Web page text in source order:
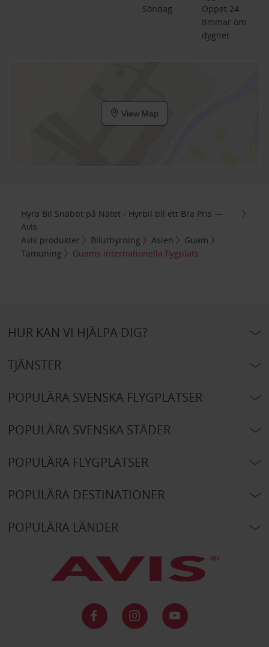
Söndag
Öppet 24
timmar om
dygnet
View Map
Hyra Bil Snabbt på Nätet - Hyrbil till ett Bra Pris —
Avis
Avis produkter
Biluthyrning Asien
Guam
Tamuning
Guams internationella flygplats
HUR KAN VI HJÄLPA DIG?
TJÄNSTER
POPULÄRA SVENSKA FLYGPLATSER
POPULÄRA SVENSKA STÄDER
POPULÄRA FLYGPLATSER
POPULÄRA DESTINATIONER
POPULÄRA LÄNDER